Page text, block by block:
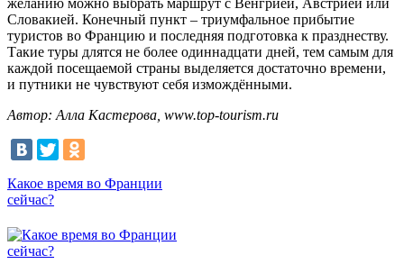
желанию можно выбрать маршрут с Венгрией, Австрией или
Словакией. Конечный пункт – триумфальное прибытие
туристов во Францию и последняя подготовка к празднеству.
Такие туры длятся не более одиннадцати дней, тем самым для
каждой посещаемой страны выделяется достаточно времени,
и путники не чувствуют себя измождёнными.
Автор: Алла Кастерова, www.top-tourism.ru
Какое время во Франции
сейчас?